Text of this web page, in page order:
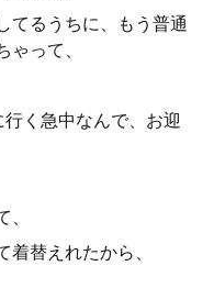
てるうちに、もう普通
って、
く急中なんで、お迎
替えれたから、